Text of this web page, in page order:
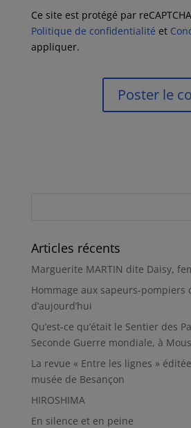
Ce site est protégé par
Politique de confidentialité et
appliquer.
Articles récents
Marguerite MARTIN dite Daisy,
Hommage aux sapeurs-pompiers
d’aujourd’hui
Qu’est-ce qu’était le Sentier des
Seconde Guerre mondiale, à
La revue « Entre les lignes »
musée de Besançon
HIROSHIMA
En silence et en peine